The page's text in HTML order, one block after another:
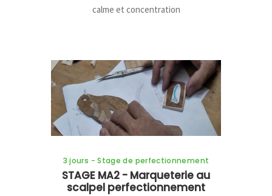
calme et concentration
3 jours - Stage de perfectionnement
STAGE MA2 - Marqueterie au
scalpel perfectionnement